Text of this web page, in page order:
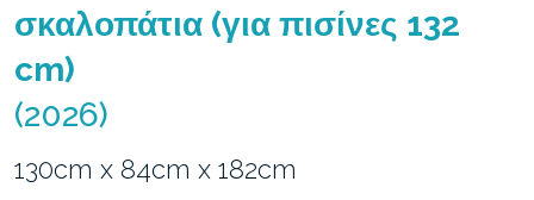
σκαλοπάτια (για πισίνες 132
cm)
(2026)
130cm x 84cm x 182cm